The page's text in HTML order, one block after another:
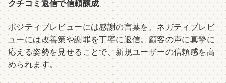
クチコミ返信で信頼醸成
ポジティブレビューには感謝の言葉を、ネガティブレビ
ューには改善策や謝罪を丁寧に返信。顧客の声に真摯に
応える姿勢を見せることで、新規ユーザーの信頼感を高
められます。